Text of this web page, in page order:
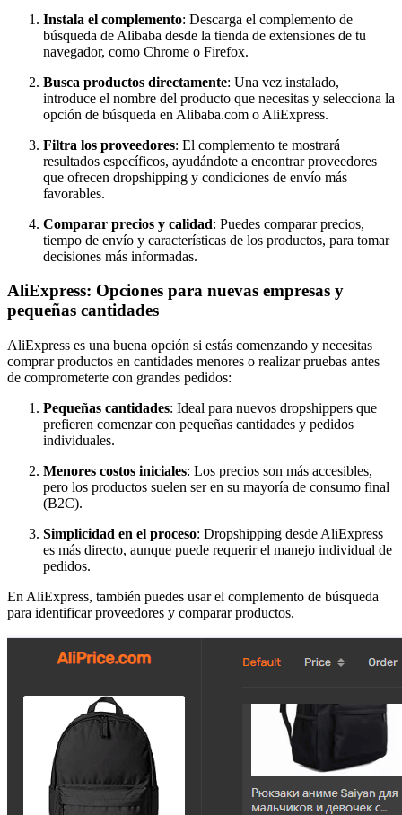
Instala el complemento: Descarga el complemento de
búsqueda de Alibaba desde la tienda de extensiones de tu
navegador, como Chrome o Firefox.
Busca productos directamente: Una vez instalado,
introduce el nombre del producto que necesitas y selecciona la
opción de búsqueda en Alibaba.com o AliExpress.
Filtra los proveedores: El complemento te mostrará
resultados específicos, ayudándote a encontrar proveedores
que ofrecen dropshipping y condiciones de envío más
favorables.
Comparar precios y calidad: Puedes comparar precios,
tiempo de envío y características de los productos, para tomar
decisiones más informadas.
AliExpress: Opciones para nuevas empresas y
pequeñas cantidades
AliExpress es una buena opción si estás comenzando y necesitas
comprar productos en cantidades menores o realizar pruebas antes
de comprometerte con grandes pedidos:
Pequeñas cantidades: Ideal para nuevos dropshippers que
prefieren comenzar con pequeñas cantidades y pedidos
individuales.
Menores costos iniciales: Los precios son más accesibles,
pero los productos suelen ser en su mayoría de consumo final
(B2C).
Simplicidad en el proceso: Dropshipping desde AliExpress
es más directo, aunque puede requerir el manejo individual de
pedidos.
En AliExpress, también puedes usar el complemento de búsqueda
para identificar proveedores y comparar productos.